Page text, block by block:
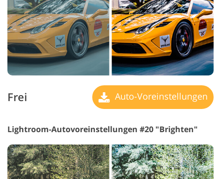
Frei Auto-Voreinstellungen
Lightroom-Autovoreinstellungen #20 "Brighten"